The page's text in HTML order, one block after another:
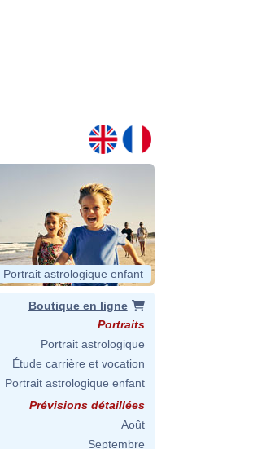
Portrait astrologique enfant
Boutique en ligne
Portraits
Portrait astrologique
Étude carrière et vocation
Portrait astrologique enfant
Prévisions détaillées
Août
Septembre